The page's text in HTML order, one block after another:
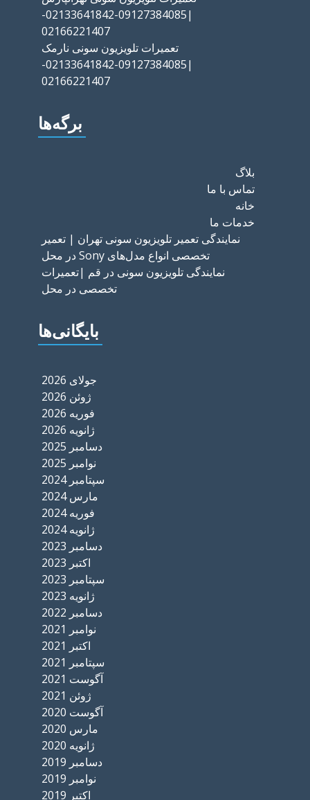
|09127384085-02133641842-
02166221407
تعمیرات تلویزیون سونی نارمک
|09127384085-02133641842-
02166221407
برگه‌ها
بلاگ
تماس با ما
خانه
خدمات ما
نمایندگی تعمیر تلویزیون سونی تهران | تعمیر
تخصصی انواع مدل‌های Sony در محل
نمایندگی تلویزیون سونی در قم |تعمیرات
تخصصی در محل
بایگانی‌ها
جولای 2026
ژوئن 2026
فوریه 2026
ژانویه 2026
دسامبر 2025
نوامبر 2025
سپتامبر 2024
مارس 2024
فوریه 2024
ژانویه 2024
دسامبر 2023
اکتبر 2023
سپتامبر 2023
ژانویه 2023
دسامبر 2022
نوامبر 2021
اکتبر 2021
سپتامبر 2021
آگوست 2021
ژوئن 2021
آگوست 2020
مارس 2020
ژانویه 2020
دسامبر 2019
نوامبر 2019
اکتبر 2019